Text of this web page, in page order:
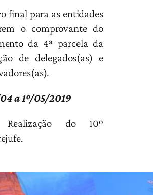
final para as entidades
o comprovante do
da 4ª parcela da
de delegados(as) e
a 1º/05/2019
do 10º